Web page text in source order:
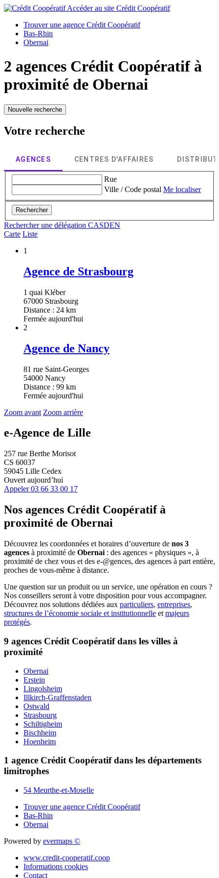
Accéder au site Crédit Coopératif
Trouver une agence Crédit Coopératif
Bas-Rhin
Obernai
2 agences Crédit Coopératif à
proximité de Obernai
Nouvelle recherche
Votre recherche
AGENCES CENTRES D'AFFAIRES
Rue
Ville / Code postal Me localiser
Rechercher
Rechercher une délégation CASDEN
Carte Liste
1
Agence de Strasbourg
1 quai Kléber
67000 Strasbourg
Distance : 24 km
Fermée aujourd'hui
2
Agence de Nancy
81 rue Saint-Georges
54000 Nancy
Distance : 99 km
Fermée aujourd'hui
Zoom avant Zoom arrière
e-Agence de Lille
257 rue Berthe Morisot
CS 60037
59045 Lille Cedex
Ouvert aujourd’hui
Appeler 03 66 33 00 17
Nos agences Crédit Coopératifà
proximité de Obernai
Découvrez les coordonnées et horaires d’ouverture de nos 3
agences à proximité de Obernai : des agences « physiques », à
proximité de chez vous et des e-@gences, des agences à part entière,
proches de vous-même à distance.
Une question sur un produit ou un service, une opération en cours ?
Nos conseillers seront à votre disposition pour vous accompagner.
Découvrez nos solutions dédiées aux particuliers, entreprises,
structures de l’économie sociale et institutionnelle et majeurs
protégés.
9 agences Crédit Coopératif dans les villes à
proximité
Obernai
Erstein
Lingolsheim
Illkirch-Graffenstaden
Ostwald
Strasbourg
Schiltigheim
Bischheim
Hoenheim
1 agence Crédit Coopératif dans les départements
limitrophes
54 Meurthe-et-Moselle
Trouver une agence Crédit Coopératif
Bas-Rhin
Obernai
Powered by evermaps ©
www.credit-cooperatif.coop
Informations cookies
Contact